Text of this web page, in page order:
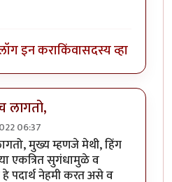
इन कराकिंवासदस्य व्हा
लागतो,
06:37
मुख्य म्हणजे मेथी, हिंग
एकत्रित सुगंधामुळे व
पदार्थ नेहमी करत असे व